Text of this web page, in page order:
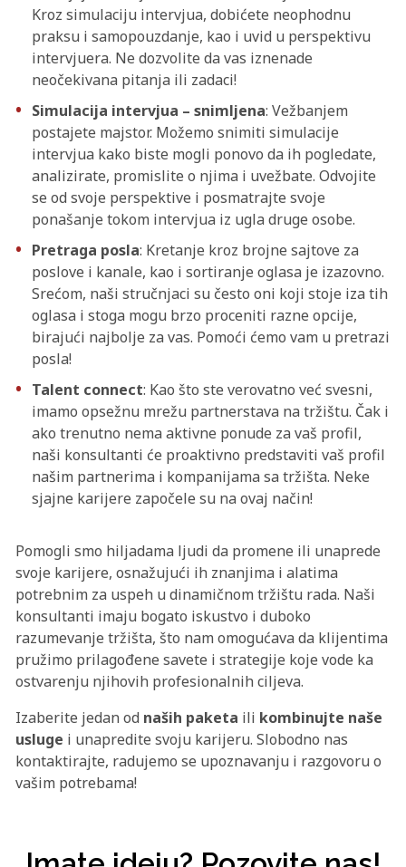
Kroz simulaciju intervjua, dobićete neophodnu
praksu i samopouzdanje, kao i uvid u perspektivu
intervjuera. Ne dozvolite da vas iznenade
neočekivana pitanja ili zadaci!
Simulacija intervjua – snimljena: Vežbanjem
postajete majstor. Možemo snimiti simulacije
intervjua kako biste mogli ponovo da ih pogledate,
analizirate, promislite o njima i uvežbate. Odvojite
se od svoje perspektive i posmatrajte svoje
ponašanje tokom intervjua iz ugla druge osobe.
Pretraga posla: Kretanje kroz brojne sajtove za
poslove i kanale, kao i sortiranje oglasa je izazovno.
Srećom, naši stručnjaci su često oni koji stoje iza tih
oglasa i stoga mogu brzo proceniti razne opcije,
birajući najbolje za vas. Pomoći ćemo vam u pretrazi
posla!
Talent connect: Kao što ste verovatno već svesni,
imamo opsežnu mrežu partnerstava na tržištu. Čak i
ako trenutno nema aktivne ponude za vaš profil,
naši konsultanti će proaktivno predstaviti vaš profil
našim partnerima i kompanijama sa tržišta. Neke
sjajne karijere započele su na ovaj način!
Pomogli smo hiljadama ljudi da promene ili unaprede
svoje karijere, osnažujući ih znanjima i alatima
potrebnim za uspeh u dinamičnom tržištu rada. Naši
konsultanti imaju bogato iskustvo i duboko
razumevanje tržišta, što nam omogućava da klijentima
pružimo prilagođene savete i strategije koje vode ka
ostvarenju njihovih profesionalnih ciljeva.
Izaberite jedan od naših paketa ili kombinujte naše
usluge i unapredite svoju karijeru. Slobodno nas
kontaktirajte, radujemo se upoznavanju i razgovoru o
vašim potrebama!